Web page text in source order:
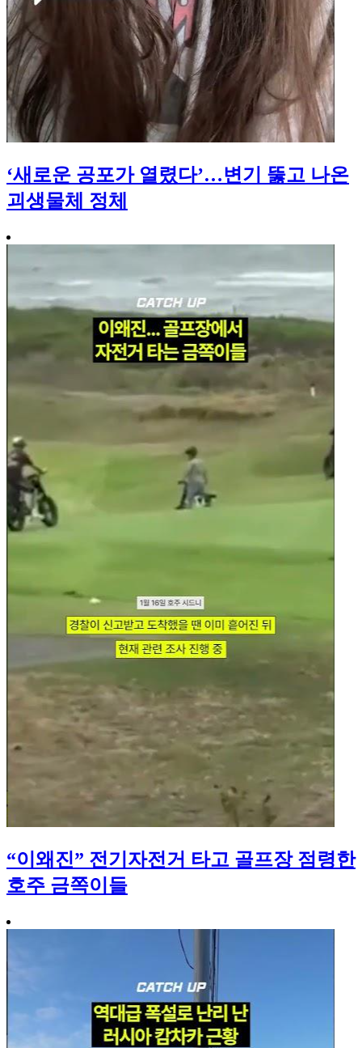
‘새로운 공포가 열렸다’…변기 뚫고 나온
괴생물체 정체
“이왜진” 전기자전거 타고 골프장 점령한
호주 금쪽이들